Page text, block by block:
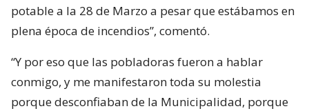
potable a la 28 de Marzo a pesar que estábamos en
plena época de incendios”, comentó.
“Y por eso que las pobladoras fueron a hablar
conmigo, y me manifestaron toda su molestia
porque desconfiaban de la Municipalidad, porque